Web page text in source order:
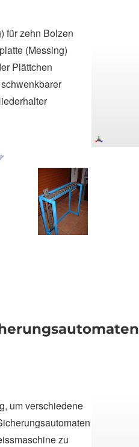
für zehn Bolzen
(Messing)
Plättchen
um verschiedene
zu